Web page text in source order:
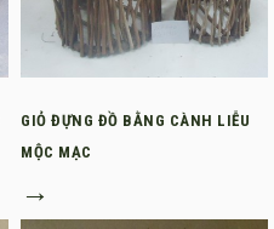
GIỎ ĐỰNG ĐỒ BẰNG CÀNH LIỄU
MỘC MẠC
→